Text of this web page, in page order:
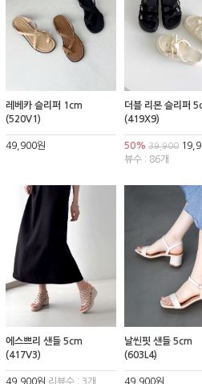
레베카 슬리퍼 1cm
(520V1)
49,900원
더블 리본 슬리퍼
(419X9)
50% 39,900
뷰수 : 86개
에스쁘리 샌들 5cm
(417V3)
49,900원 리뷰수 : 3개
날씬핏 샌들 5cm
(603L4)
49,900원